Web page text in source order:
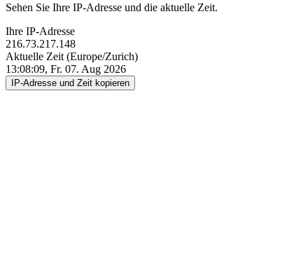
Sehen Sie Ihre IP-Adresse und die aktuelle Zeit.
Ihre IP-Adresse
216.73.217.148
Aktuelle Zeit (Europe/Zurich)
13:08:09, Fr. 07. Aug 2026
IP-Adresse und Zeit kopieren